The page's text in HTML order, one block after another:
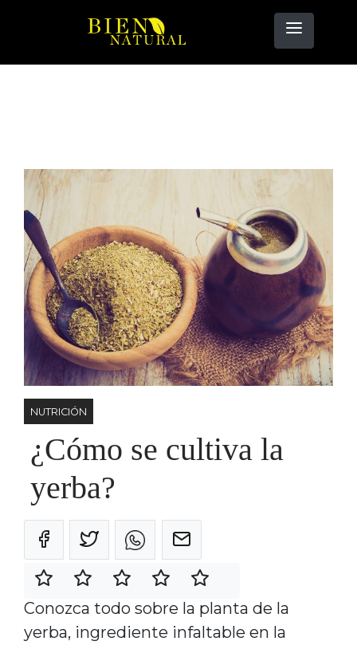
NUTRICIÓN
¿Cómo se cultiva la
yerba?
Conozca todo sobre la planta de la
yerba, ingrediente infaltable en la